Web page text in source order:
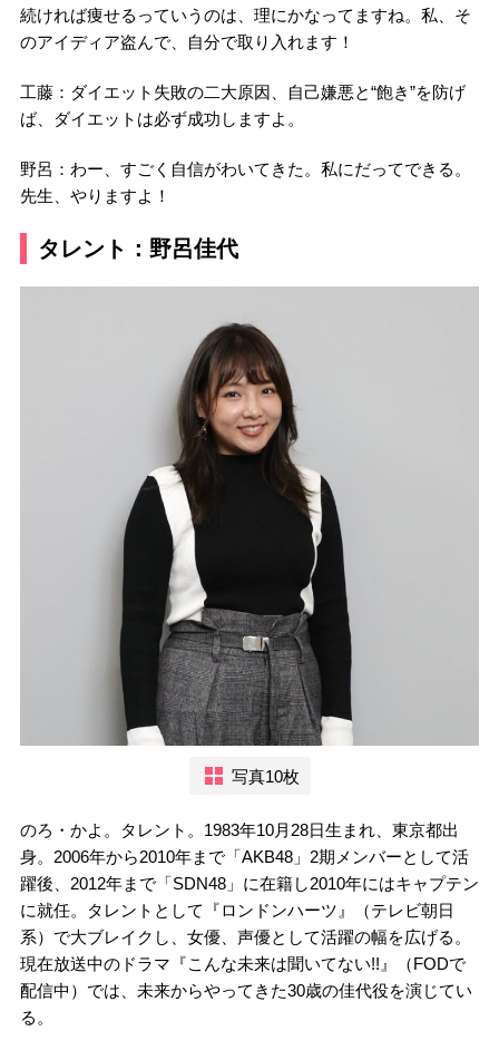
続ければ痩せるっていうのは、理にかなってますね。私、そ
のアイディア盗んで、自分で取り入れます！
工藤：ダイエット失敗の二大原因、自己嫌悪と“飽き”を防げ
ば、ダイエットは必ず成功しますよ。
野呂：わー、すごく自信がわいてきた。私にだってできる。
先生、やりますよ！
タレント：野呂佳代
写真10枚
のろ・かよ。タレント。1983年10月28日生まれ、東京都出
身。2006年から2010年まで「AKB48」2期メンバーとして活
躍後、2012年まで「SDN48」に在籍し2010年にはキャプテン
に就任。タレントとして『ロンドンハーツ』（テレビ朝日
系）で大ブレイクし、女優、声優として活躍の幅を広げる。
現在放送中のドラマ『こんな未来は聞いてない!!』（FODで
配信中）では、未来からやってきた30歳の佳代役を演じてい
る。